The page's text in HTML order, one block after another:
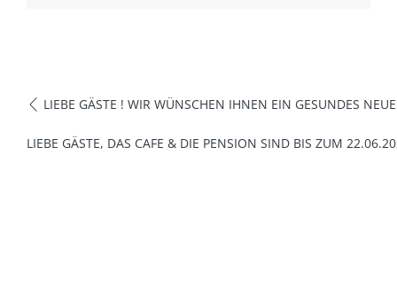
LIEBE GÄSTE ! WIR WÜNSCHEN IHNEN EIN GESUNDES
LIEBE GÄSTE, DAS CAFE & DIE PENSION SIND BIS ZUM